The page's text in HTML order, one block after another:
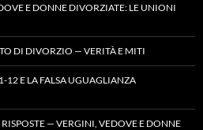
E DONNE DIVORZIATE: LE UNIONI
DI DIVORZIO — VERITÀ E MITI
12 E LA FALSA UGUAGLIANZA
— VERGINI, VEDOVE E DONNE